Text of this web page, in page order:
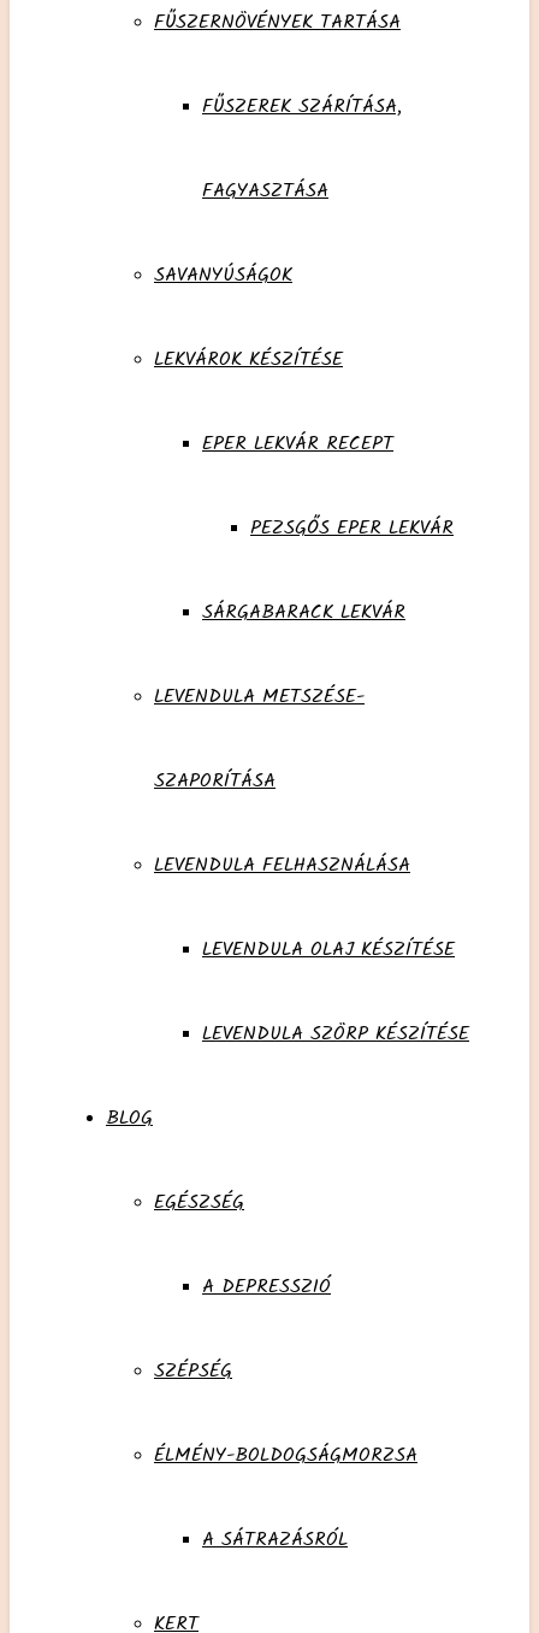
FŰSZERNÖVÉNYEK TARTÁSA
FŰSZEREK SZÁRÍTÁSA,
FAGYASZTÁSA
SAVANYÚSÁGOK
LEKVÁROK KÉSZÍTÉSE
EPER LEKVÁR RECEPT
PEZSGŐS EPER LEKVÁR
SÁRGABARACK LEKVÁR
LEVENDULA METSZÉSE-
SZAPORÍTÁSA
LEVENDULA FELHASZNÁLÁSA
LEVENDULA OLAJ KÉSZÍTÉSE
LEVENDULA SZÖRP KÉSZÍTÉSE
BLOG
EGÉSZSÉG
A DEPRESSZIÓ
SZÉPSÉG
ÉLMÉNY-BOLDOGSÁGMORZSA
A SÁTRAZÁSRÓL
KERT